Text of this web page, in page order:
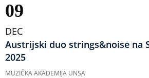
09
DEC
Austrijski duo strings&noise na
2025
MUZIČKA AKADEMIJA UNSA